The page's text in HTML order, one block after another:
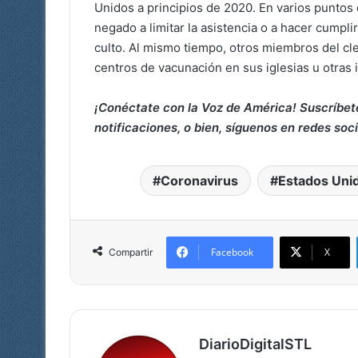
Unidos a principios de 2020. En varios
negado a limitar la asistencia o a hacer
culto. Al mismo tiempo, otros miembros del
centros de vacunación en sus iglesias u otras
¡Conéctate con la Voz de América!
notificaciones, o bien, síguenos en redes
Coronavirus Estados
Compartir Facebook X
DiarioDigitalSTL